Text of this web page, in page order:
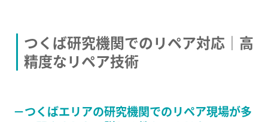
つくば研究機関でのリペア対応｜高
精度なリペア技術
－つくばエリアの研究機関でのリペア現場が多